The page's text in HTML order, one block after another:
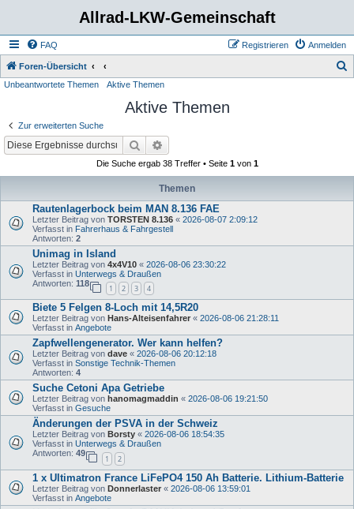
Allrad-LKW-Gemeinschaft
FAQ Anmelden
Registrieren
Foren-Übersicht
Unbeantwortete Themen Aktive Themen
Aktive Themen
Zur erweiterten Suche
Suche
Die Suche ergab 38 Treffer • Seite 1von 1
Themen
Rautenlagerbock beim MAN 8.136 FAE
Letzter Beitrag von TORSTEN 8.136 « 2026-08-07 2:09:12
Verfasst in Fahrerhaus & Fahrgestell
Antworten: 2
Unimag in Island
Letzter Beitrag von 4x4V10 « 2026-08-06 23:30:22
Verfasst in Unterwegs & Draußen
Antworten: 118
1 2 3 4
Biete 5 Felgen 8-Loch mit 14,5R20
Letzter Beitrag von Hans-Alteisenfahrer « 2026-08-06 21:28:11
Verfasst in Angebote
Zapfwellengenerator. Wer kann helfen?
Letzter Beitrag von dave « 2026-08-06 20:12:18
Verfasst in Sonstige Technik-Themen
Antworten: 4
Suche Cetoni Apa Getriebe
Letzter Beitrag von hanomagmaddin « 2026-08-06 19:21:50
Verfasst in Gesuche
Änderungen der PSVA in der Schweiz
Letzter Beitrag von Borsty « 2026-08-06 18:54:35
Verfasst in Unterwegs & Draußen
Antworten: 49
1 2
1 x Ultimatron France LiFePO4 150 Ah Batterie. Lithium-Batterie
Letzter Beitrag von Donnerlaster « 2026-08-06 13:59:01
Verfasst in Angebote